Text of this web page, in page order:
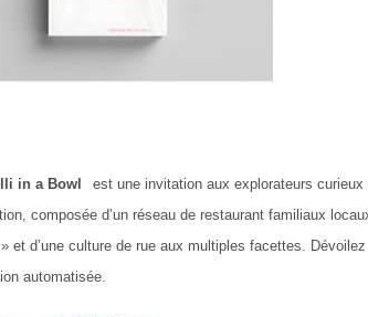
in a Bowl
est une invitation aux explorateurs
composée d’un réseau de restaurant familiaux
et d’une culture de rue aux multiples facettes.
automatisée.